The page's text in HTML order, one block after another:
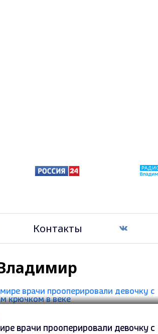
Контакты
Владимир
врачи прооперировали девочку с